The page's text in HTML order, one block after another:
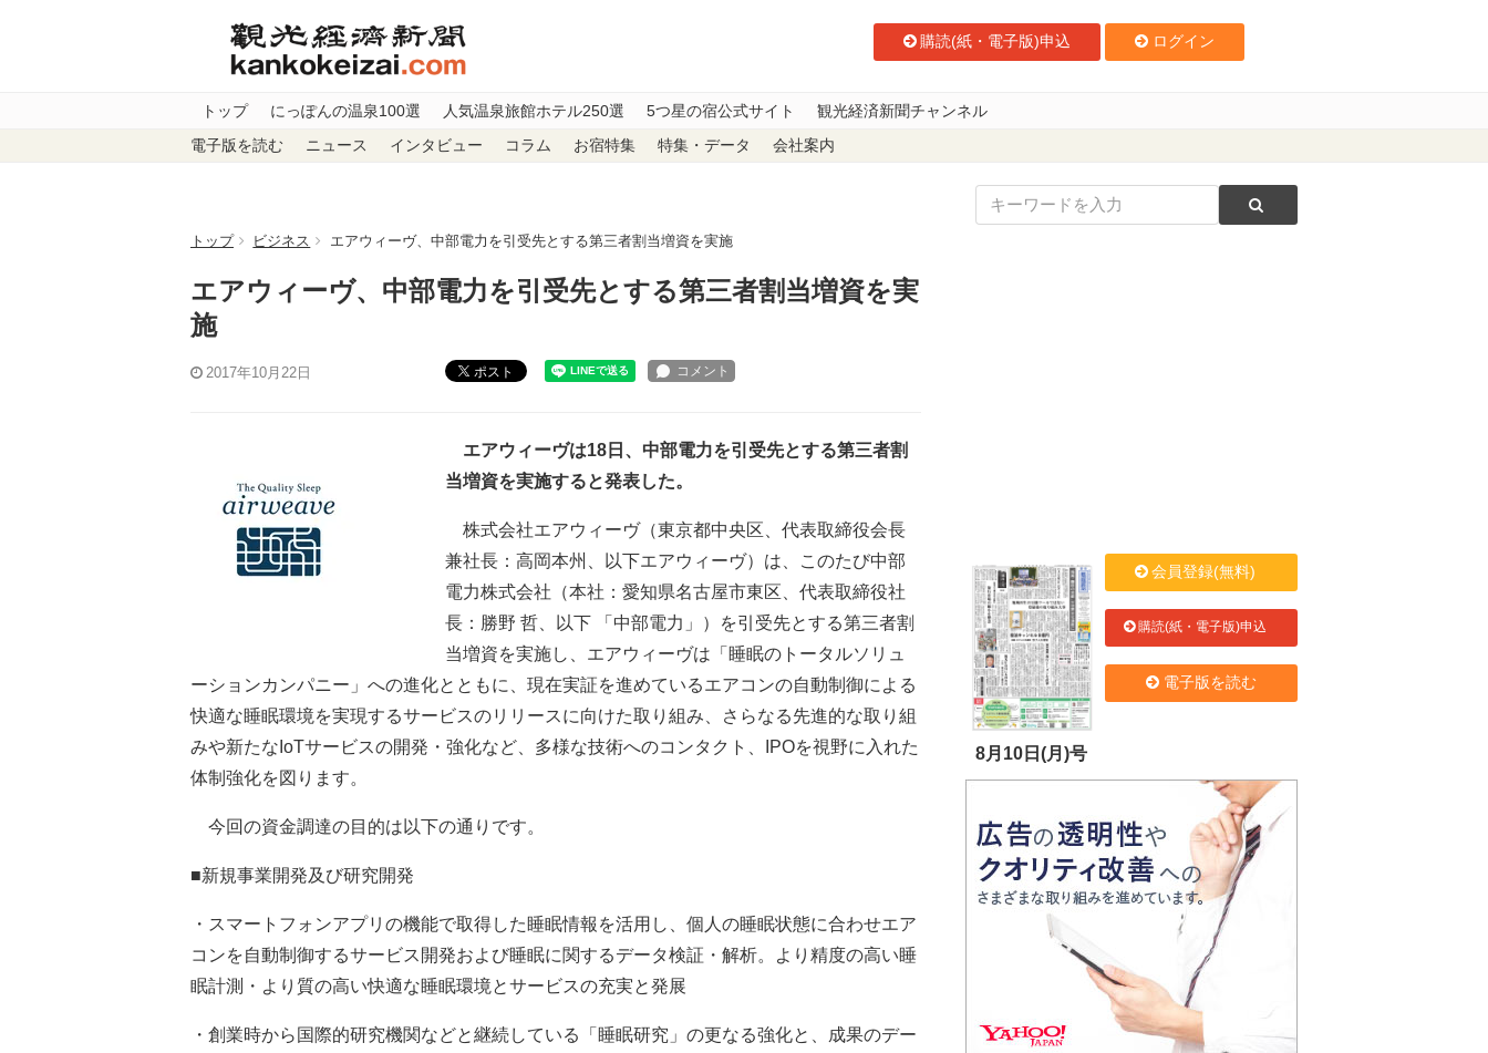
購読(紙・電子版)申込 ログイン
トップ にっぽんの温泉100選 人気温泉旅館ホテル250選 5つ星の宿公式サイト 観光経済新聞チャンネル
電子版を読む ニュース インタビュー コラム お宿特集 特集・データ 会社案内
トップ ビジネス エアウィーヴ、中部電力を引受先とする第三者割当増資を実施
エアウィーヴ、中部電力を引受先とする第三者割当増資を実
施
2017年10月22日 ポスト
エアウィーヴは18日、中部電力を引受先とする第三者割
当増資を実施すると発表した。
株式会社エアウィーヴ（東京都中央区、代表取締役会長
兼社長：高岡本州、以下エアウィーヴ）は、このたび中部
電力株式会社（本社：愛知県名古屋市東区、代表取締役社
長：勝野 哲、以下 「中部電力」）を引受先とする第三者割
当増資を実施し、エアウィーヴは「睡眠のトータルソリュ
ーションカンパニー」への進化とともに、現在実証を進めているエアコンの自動制御による
快適な睡眠環境を実現するサービスのリリースに向けた取り組み、さらなる先進的な取り組
みや新たなIoTサービスの開発・強化など、多様な技術へのコンタクト、IPOを視野に入れた
体制強化を図ります。
今回の資金調達の目的は以下の通りです。
■新規事業開発及び研究開発
・スマートフォンアプリの機能で取得した睡眠情報を活用し、個人の睡眠状態に合わせエア
コンを自動制御するサービス開発および睡眠に関するデータ検証・解析。より精度の高い睡
眠計測・より質の高い快適な睡眠環境とサービスの充実と発展
・創業時から国際的研究機関などと継続している「睡眠研究」の更なる強化と、成果のデー
8月10日(月)号
会員登録(無料)
購読(紙・電子版)申込
電子版を読む